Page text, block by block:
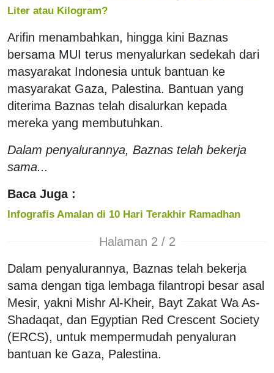
Liter atau Kilogram?
Arifin menambahkan, hingga kini Baznas
bersama MUI terus menyalurkan sedekah dari
masyarakat Indonesia untuk bantuan ke
masyarakat Gaza, Palestina. Bantuan yang
diterima Baznas telah disalurkan kepada
mereka yang membutuhkan.
Dalam penyalurannya, Baznas telah bekerja
sama...
Baca Juga :
Infografis Amalan di 10 Hari Terakhir Ramadhan
Halaman 2 / 2
Dalam penyalurannya, Baznas telah bekerja
sama dengan tiga lembaga filantropi besar asal
Mesir, yakni Mishr Al-Kheir, Bayt Zakat Wa As-
Shadaqat, dan Egyptian Red Crescent Society
(ERCS), untuk mempermudah penyaluran
bantuan ke Gaza, Palestina.